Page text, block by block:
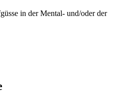
in der Mental- und/oder der